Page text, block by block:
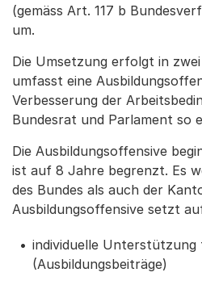
(gemäss Art. 117 b
um.
Die Umsetzung erfolgt in
umfasst eine
Verbesserung der
Bundesrat und Parlament so
Die Ausbildungsoffensive
ist auf 8 Jahre begrenzt. Es
des Bundes als auch der
Ausbildungsoffensive setzt
individuelle Unterstützung
(Ausbildungsbeiträge)